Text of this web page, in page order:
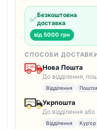
✅Безкоштовна
доставка
від 5000 грн
СПОСОБИ
Нова Пошта
До відділення,
Відділення
Укрпошта
До відділення
Відділення Кур'єр